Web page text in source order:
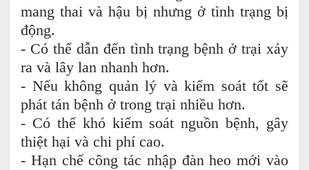
mang thai và hậu bị nhưng ở tình trạng bị
động.
- Có thể dẫn đến tình trạng bệnh ở trại xảy
ra và lây lan nhanh hơn.
- Nếu không quản lý và kiểm soát tốt sẽ
phát tán bệnh ở trong trại nhiều hơn.
- Có thể khó kiểm soát nguồn bệnh, gây
thiệt hại và chi phí cao.
- Hạn chế công tác nhập đàn heo mới vào